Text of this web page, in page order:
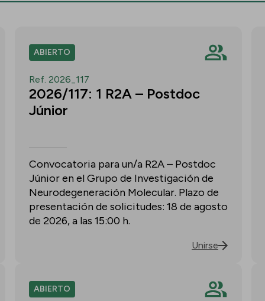
ABIERTO
Ref. 2026_117
2026/117: 1 R2A – Postdoc
Júnior
Convocatoria para un/a R2A – Postdoc
Júnior en el Grupo de Investigación de
Neurodegeneración Molecular. Plazo de
presentación de solicitudes: 18 de agosto
de 2026, a las 15:00 h.
Unirse
ABIERTO